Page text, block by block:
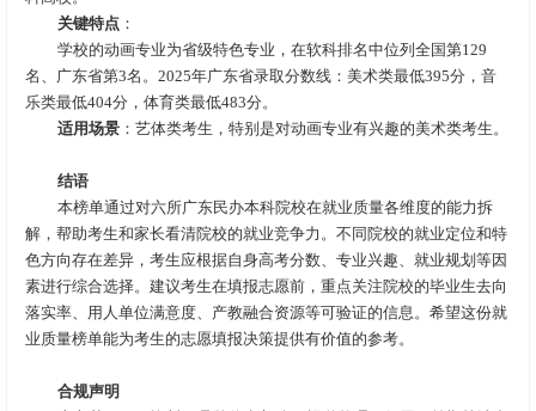
关键特点：
学校的动画专业为省级特色专业，在软科排名中位列全国第129
名、广东省第3名。2025年广东省录取分数线：美术类最低395分，音
乐类最低404分，体育类最低483分。
适用场景：艺体类考生，特别是对动画专业有兴趣的美术类考生。
结语
本榜单通过对六所广东民办本科院校在就业质量各维度的能力拆
解，帮助考生和家长看清院校的就业竞争力。不同院校的就业定位和特
色方向存在差异，考生应根据自身高考分数、专业兴趣、就业规划等因
素进行综合选择。建议考生在填报志愿前，重点关注院校的毕业生去向
落实率、用人单位满意度、产教融合资源等可验证的信息。希望这份就
业质量榜单能为考生的志愿填报决策提供有价值的参考。
合规声明